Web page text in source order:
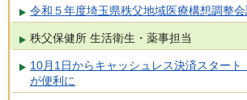
令和５年度埼玉県秩父地域医療構想調整会
秩父保健所 生活衛生・薬事担当
10月1日からキャッシュレス決済スタート
が便利に